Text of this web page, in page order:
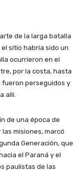
de la larga batalla
sitio habría sido un
ocurrieron en el
por la costa, hasta
fueron perseguidos y
allí.
de una época de
misiones, marcó
Generación, que
el Paraná y el
paulistas de las